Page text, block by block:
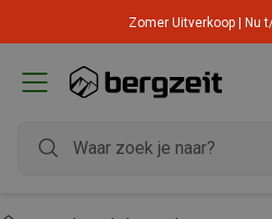
Zomer Uitverkoop | Nu